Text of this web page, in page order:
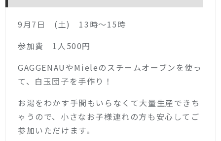
9月7日 (土) 13時～15時
参加費 1人500円
GAGGENAUやMieleのスチームオーブンを使っ
て、白玉団子を手作り！
お湯をわかす手間もいらなくて大量生産できち
ゃうので、小さなお子様連れの方も安心してご
参加いただけます。